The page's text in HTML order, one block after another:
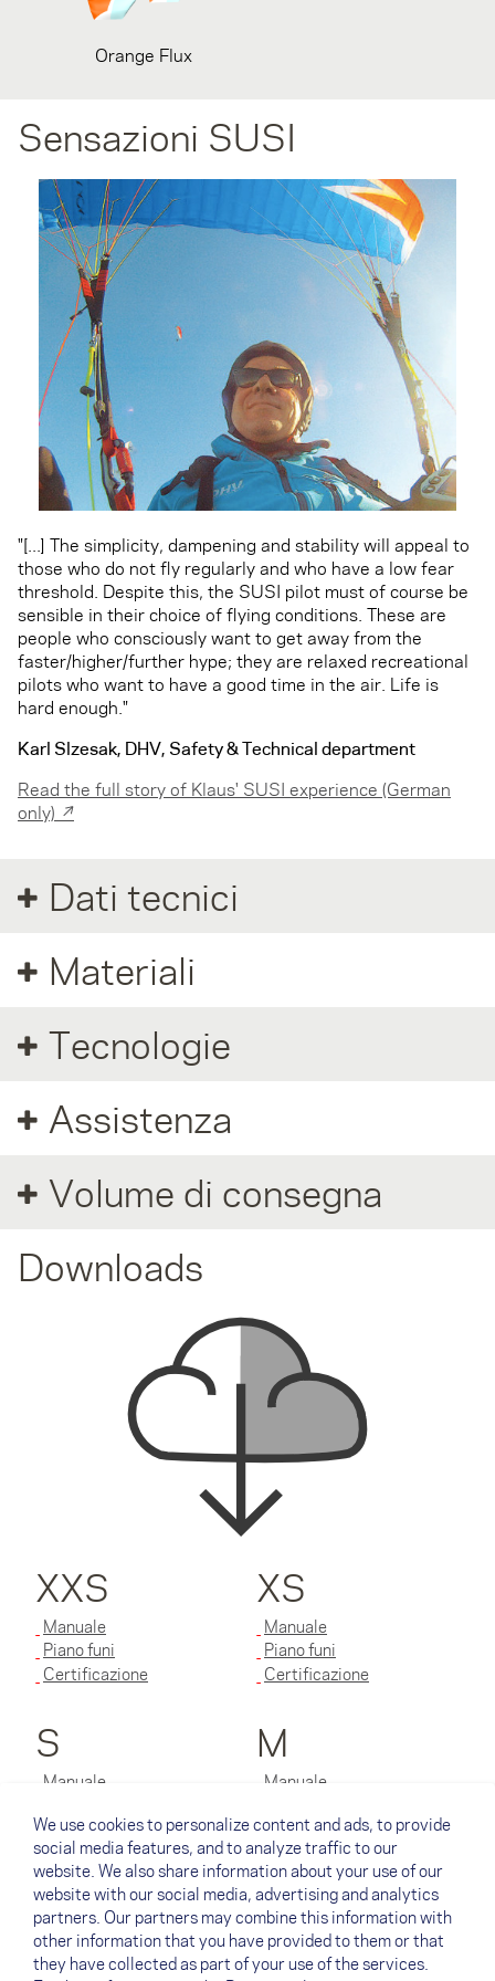
Orange Flux
Sensazioni SUSI
"[...] The simplicity, dampening and stability will appeal to
those who do not fly regularly and who have a low fear
threshold. Despite this, the SUSI pilot must of course be
sensible in their choice of flying conditions. These are
people who consciously want to get away from the
faster/higher/further hype; they are relaxed recreational
pilots who want to have a good time in the air. Life is
hard enough."
Karl Slzesak, DHV, Safety & Technical department
Read the full story of Klaus' SUSI experience (German
only) ↗
Dati tecnici
Materiali
Tecnologie
Assistenza
Volume di consegna
Downloads
XXS
Manuale
Piano funi
Certificazione
XS
Manuale
Piano funi
Certificazione
S
Manuale
Certificazione
M
Manuale
Certificazione
L
Manuale
Piano funi
We use cookies to personalize content and ads, to provide
social media features, and to analyze traffic to our
website. We also share information about your use of our
website with our social media, advertising and analytics
partners. Our partners may combine this information with
other information that you have provided to them or that
they have collected as part of your use of the services.